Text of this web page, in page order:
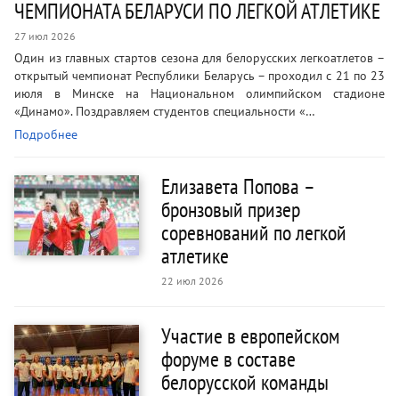
ЧЕМПИОНАТА БЕЛАРУСИ ПО ЛЕГКОЙ АТЛЕТИКЕ
27 июл 2026
Один из главных стартов сезона для белорусских легкоатлетов –
открытый чемпионат Республики Беларусь – проходил с 21 по 23
июля в Минске на Национальном олимпийском стадионе
«Динамо». Поздравляем студентов специальности «…
Подробнее
Елизавета Попова –
бронзовый призер
соревнований по легкой
атлетике
22 июл 2026
Участие в европейском
форуме в составе
белорусской команды